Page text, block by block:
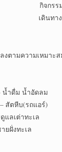
. กิจกรรมทำค
. เดินทางกลั
งตามความเหมา
น้ำดื่ม น้ำอัดลม
สัตหีบ(รถแอร์)
แลเต่าทะเล
ยฝั่งทะเล